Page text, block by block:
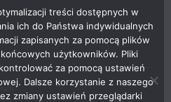
treści dostępnych w
ich do Państwa indywidualnych
zapisanych za pomocą plików
użytkowników. Pliki
za pomocą ustawień
Dalsze korzystanie z naszego
zmiany ustawień przeglądarki